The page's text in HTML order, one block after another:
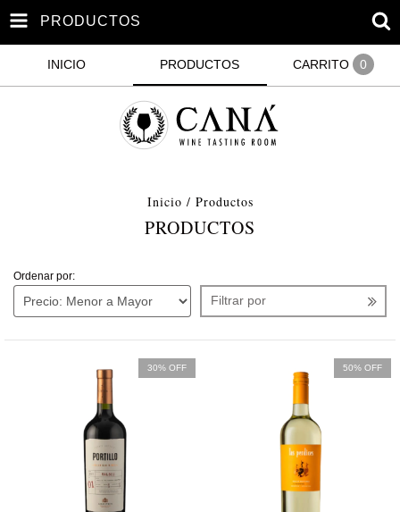
PRODUCTOS
INICIO PRODUCTOS CARRITO 0
Inicio / Productos
PRODUCTOS
Ordenar por:
Filtrar por
30% OFF 50% OFF